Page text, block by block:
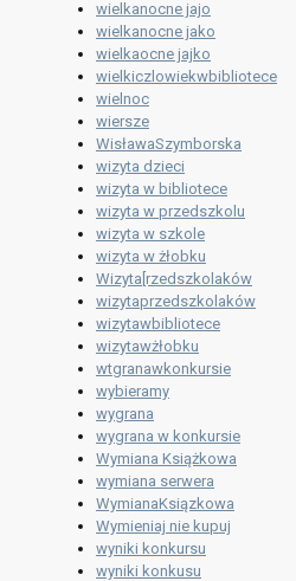
wielkanocne jajo
wielkanocne jako
wielkaocne jajko
wielkiczlowiekwbibliotece
wielnoc
wiersze
WisławaSzymborska
wizyta dzieci
wizyta w bibliotece
wizyta w przedszkolu
wizyta w szkole
wizyta w żłobku
Wizyta[rzedszkolaków
wizytaprzedszkolaków
wizytawbibliotece
wizytawżłobku
wtgranawkonkursie
wybieramy
wygrana
wygrana w konkursie
Wymiana Książkowa
wymiana serwera
WymianaKsiązkowa
Wymieniaj nie kupuj
wyniki konkursu
wyniki konkusu